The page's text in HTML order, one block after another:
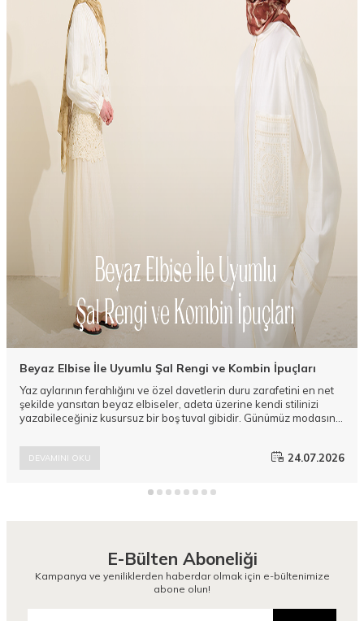
Beyaz Elbise İle Uyumlu Şal Rengi ve Kombin İpuçları
Yaz aylarının ferahlığını ve özel davetlerin duru zarafetini en net
şekilde yansıtan beyaz elbiseler, adeta üzerine kendi stilinizi
yazabileceğiniz kusursuz bir boş tuval gibidir. Günümüz modasının
katmak ise tamamen doğru aksesuar eşleşmelerinden geçer.
Camellia Scarfs koleksiyonlarında yer alan modern ve
yenilikçi Şal modelleri, duru şıklığınızı zirveye taşıyacak pürüzsüz
DEVAMINI OKU 24.07.2026
E-Bülten Aboneliği
Kampanya ve yeniliklerden haberdar olmak için e-bültenimize
abone olun!